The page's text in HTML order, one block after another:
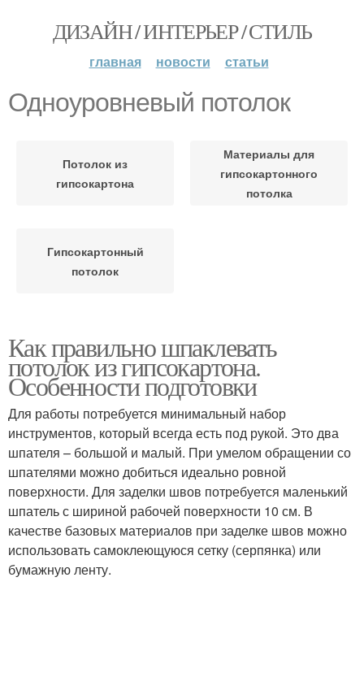
ДИЗАЙН / ИНТЕРЬЕР / СТИЛЬ
главная новости статьи
Одноуровневый потолок
Потолок из
гипсокартона
Материалы для
гипсокартонного
потолка
Гипсокартонный
потолок
Как правильно шпаклевать
потолок из гипсокартона.
Особенности подготовки
Для работы потребуется минимальный набор
инструментов, который всегда есть под рукой. Это два
шпателя – большой и малый. При умелом обращении со
шпателями можно добиться идеально ровной
поверхности. Для заделки швов потребуется маленький
шпатель с шириной рабочей поверхности 10 см. В
качестве базовых материалов при заделке швов можно
использовать самоклеющуюся сетку (серпянка) или
бумажную ленту.